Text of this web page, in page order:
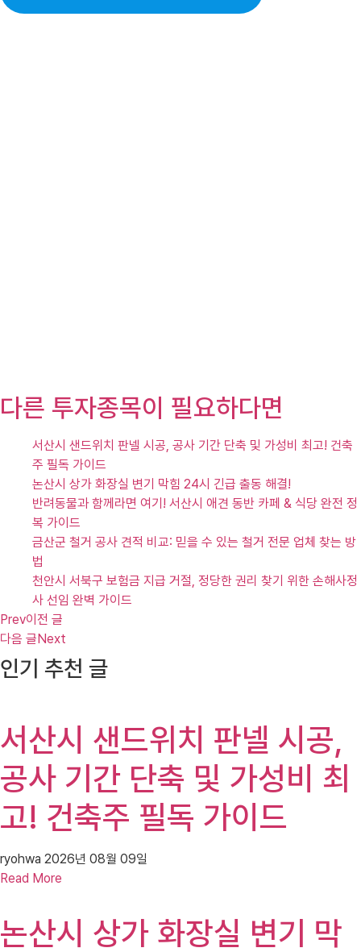
다른 투자종목이 필요하다면
서산시 샌드위치 판넬 시공, 공사 기간 단축 및 가성비 최고! 건축
주 필독 가이드
논산시 상가 화장실 변기 막힘 24시 긴급 출동 해결!
반려동물과 함께라면 여기! 서산시 애견 동반 카페 & 식당 완전 정
복 가이드
금산군 철거 공사 견적 비교: 믿을 수 있는 철거 전문 업체 찾는 방
법
천안시 서북구 보험금 지급 거절, 정당한 권리 찾기 위한 손해사정
사 선임 완벽 가이드
Prev이전 글
다음 글Next
인기 추천 글
서산시 샌드위치 판넬 시공,
공사 기간 단축 및 가성비 최
고! 건축주 필독 가이드
ryohwa 2026년 08월 09일
Read More
논산시 상가 화장실 변기 막